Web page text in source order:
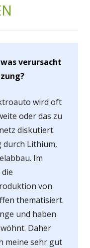
verursacht
wird oft
oder das zu
diskutiert.
durch Lithium,
Im
von
thematisiert.
und haben
Daher
meine sehr gut